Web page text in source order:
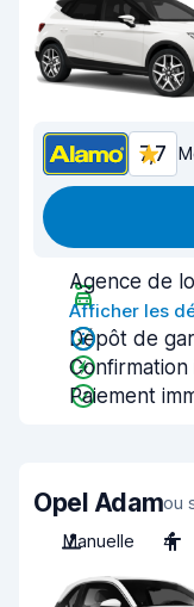
7,7
Agence de
Afficher les
Dépôt de
Confirmation
Paiement
Opel Adamou
Manuelle
4